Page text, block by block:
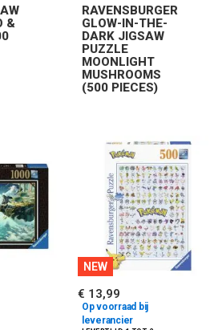
&
RAVENSBURGER
GLOW-IN-THE-
DARK JIGSAW
PUZZLE
MOONLIGHT
MUSHROOMS
(500 PIECES)
NEW
€ 13,99
Op voorraad bij
leverancier